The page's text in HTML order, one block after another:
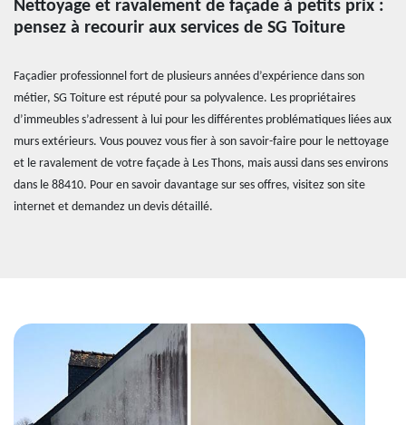
Nettoyage et ravalement de façade à petits prix :
pensez à recourir aux services de SG Toiture
Façadier professionnel fort de plusieurs années d’expérience dans son
métier, SG Toiture est réputé pour sa polyvalence. Les propriétaires
d’immeubles s’adressent à lui pour les différentes problématiques liées aux
murs extérieurs. Vous pouvez vous fier à son savoir-faire pour le nettoyage
et le ravalement de votre façade à Les Thons, mais aussi dans ses environs
dans le 88410. Pour en savoir davantage sur ses offres, visitez son site
internet et demandez un devis détaillé.